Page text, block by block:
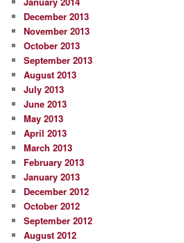
December 2013
November 2013
October 2013
September 2013
August 2013
July 2013
June 2013
May 2013
April 2013
March 2013
February 2013
January 2013
December 2012
October 2012
September 2012
August 2012